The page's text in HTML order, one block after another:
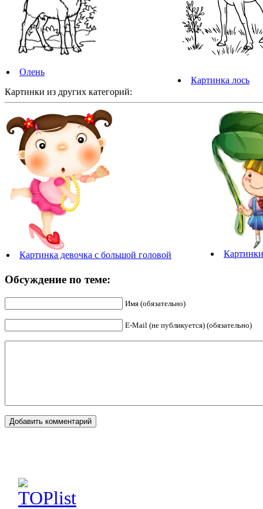
Олень
Картинка лось
Картинки из других категорий:
Картинка девочка с большой головой
Обсуждение по теме:
Имя (обязательно)
E-Mail (не публикуется) (обязательно)